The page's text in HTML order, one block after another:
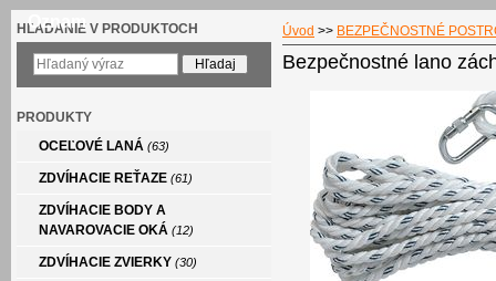
Úvod >> BEZPEČNOSTNÉ
Bezpečnostné lano
HĽADANIE V PRODUKTOCH
PRODUKTY
OCEĽOVÉ LANÁ (63)
ZDVÍHACIE REŤAZE (61)
ZDVÍHACIE BODY A
NAVAROVACIE OKÁ (12)
ZDVÍHACIE ZVIERKY (30)
Oznam